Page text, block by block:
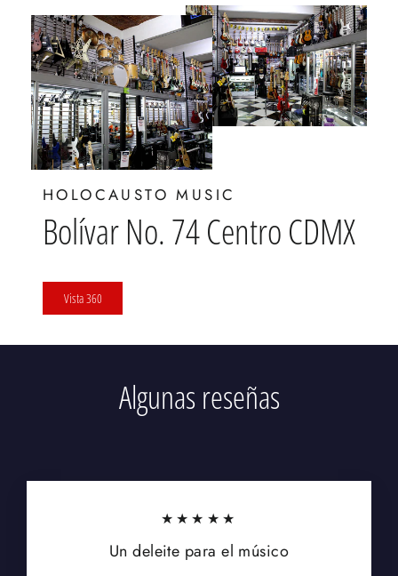
HOLOCAUSTO MUSIC
Bolívar No. 74 Centro CDMX
Vista 360
Algunas reseñas
★★★★★
Un deleite para el músico